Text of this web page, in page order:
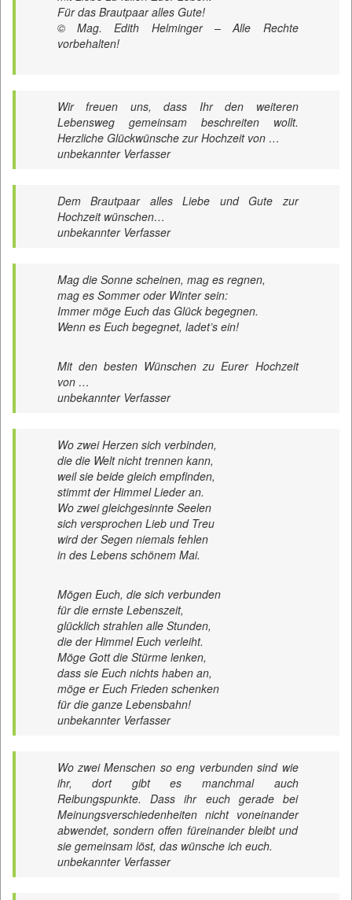
Für das Brautpaar alles Gute!
© Mag. Edith Helminger – Alle Rechte
vorbehalten!
Wir freuen uns, dass Ihr den weiteren
Lebensweg gemeinsam beschreiten wollt.
Herzliche Glückwünsche zur Hochzeit von …
unbekannter Verfasser
Dem Brautpaar alles Liebe und Gute zur
Hochzeit wünschen…
unbekannter Verfasser
Mag die Sonne scheinen, mag es regnen,
mag es Sommer oder Winter sein:
Immer möge Euch das Glück begegnen.
Wenn es Euch begegnet, ladet’s ein!
Mit den besten Wünschen zu Eurer Hochzeit
von …
unbekannter Verfasser
Wo zwei Herzen sich verbinden,
die die Welt nicht trennen kann,
weil sie beide gleich empfinden,
stimmt der Himmel Lieder an.
Wo zwei gleichgesinnte Seelen
sich versprochen Lieb und Treu
wird der Segen niemals fehlen
in des Lebens schönem Mai.
Mögen Euch, die sich verbunden
für die ernste Lebenszeit,
glücklich strahlen alle Stunden,
die der Himmel Euch verleiht.
Möge Gott die Stürme lenken,
dass sie Euch nichts haben an,
möge er Euch Frieden schenken
für die ganze Lebensbahn!
unbekannter Verfasser
Wo zwei Menschen so eng verbunden sind wie
ihr, dort gibt es manchmal auch
Reibungspunkte. Dass ihr euch gerade bei
Meinungsverschiedenheiten nicht voneinander
abwendet, sondern offen füreinander bleibt und
sie gemeinsam löst, das wünsche ich euch.
unbekannter Verfasser